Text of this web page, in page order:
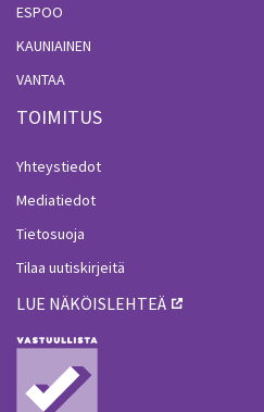
ESPOO
KAUNIAINEN
VANTAA
TOIMITUS
Yhteystiedot
Mediatiedot
Tietosuoja
Tilaa uutiskirjeitä
LUE NÄKÖISLEHTEÄ